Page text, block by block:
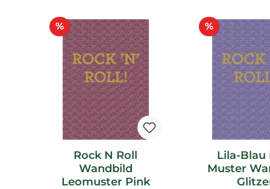
%Rabatt
Rock N Roll
Wandbild
Leomuster Pink
%Rabatt
Lila-Blau
Muster